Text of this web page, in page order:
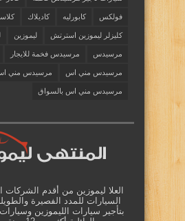
فولكس كابورليه كاديلاك
كليزلر ليموزين استرتش ليموزين
مرسيدس مرسيدس فخمة للايجار
مرسيدس مني اس مرسيدس مني اس 2022
مرسيدس مني اس بالسواق
العلا ليموزين من أقدم الشركات
السيارات للمدد الفصيرة
بتأجير سيارات الليموزين وسيارات